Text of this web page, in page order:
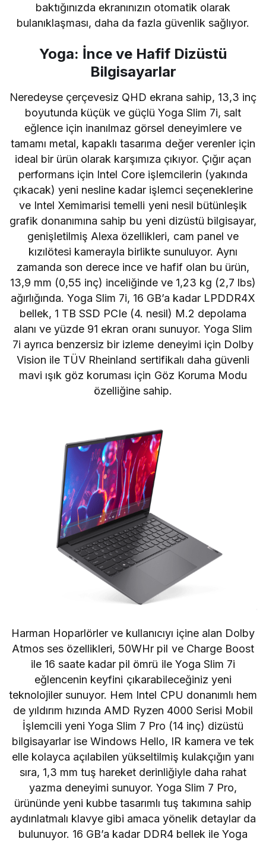
baktığınızda ekranınızın otomatik olarak
bulanıklaşması, daha da fazla güvenlik sağlıyor.
Yoga: İnce ve Hafif Dizüstü
Bilgisayarlar
Neredeyse çerçevesiz QHD ekrana sahip, 13,3 inç
boyutunda küçük ve güçlü Yoga Slim 7i, salt
eğlence için inanılmaz görsel deneyimlere ve
tamamı metal, kapaklı tasarıma değer verenler için
ideal bir ürün olarak karşımıza çıkıyor. Çığır açan
performans için Intel Core işlemcilerin (yakında
çıkacak) yeni nesline kadar işlemci seçeneklerine
ve Intel Xemimarisi temelli yeni nesil bütünleşik
grafik donanımına sahip bu yeni dizüstü bilgisayar,
genişletilmiş Alexa özellikleri, cam panel ve
kızılötesi kamerayla birlikte sunuluyor. Aynı
zamanda son derece ince ve hafif olan bu ürün,
13,9 mm (0,55 inç) inceliğinde ve 1,23 kg (2,7 lbs)
ağırlığında. Yoga Slim 7i, 16 GB’a kadar LPDDR4X
bellek, 1 TB SSD PCIe (4. nesil) M.2 depolama
alanı ve yüzde 91 ekran oranı sunuyor. Yoga Slim
7i ayrıca benzersiz bir izleme deneyimi için Dolby
Vision ile TÜV Rheinland sertifikalı daha güvenli
mavi ışık göz koruması için Göz Koruma Modu
özelliğine sahip.
Harman Hoparlörler ve kullanıcıyı içine alan Dolby
Atmos ses özellikleri, 50WHr pil ve Charge Boost
ile 16 saate kadar pil ömrü ile Yoga Slim 7i
eğlencenin keyfini çıkarabileceğiniz yeni
teknolojiler sunuyor. Hem Intel CPU donanımlı hem
de yıldırım hızında AMD Ryzen 4000 Serisi Mobil
İşlemcili yeni Yoga Slim 7 Pro (14 inç) dizüstü
bilgisayarlar ise Windows Hello, IR kamera ve tek
elle kolayca açılabilen yükseltilmiş kulakçığın yanı
sıra, 1,3 mm tuş hareket derinliğiyle daha rahat
yazma deneyimi sunuyor. Yoga Slim 7 Pro,
ürününde yeni kubbe tasarımlı tuş takımına sahip
aydınlatmalı klavye gibi amaca yönelik detaylar da
bulunuyor. 16 GB’a kadar DDR4 bellek ile Yoga